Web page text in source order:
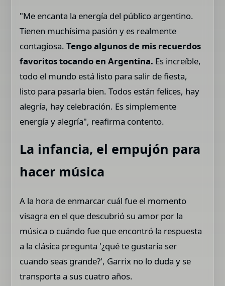
"Me encanta la energía del público argentino.
Tienen muchísima pasión y es realmente
contagiosa.Tengo algunos de mis recuerdos
favoritos tocando en Argentina. Es increíble,
todo el mundo está listo para salir de fiesta,
listo para pasarla bien. Todos están felices, hay
alegría, hay celebración. Es simplemente
energía y alegría", reafirma contento.
La infancia, el empujón para
hacer música
A la hora de enmarcar cuál fue el momento
visagra en el que descubrió su amor por la
música o cuándo fue que encontró la respuesta
a la clásica pregunta '¿qué te gustaría ser
cuando seas grande?', Garrix no lo duda y se
transporta a sus cuatro años.